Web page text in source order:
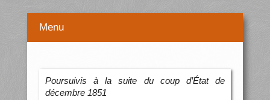
Menu
Poursuivis à la suite du coup d’État de
décembre 1851